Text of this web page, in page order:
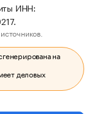
ИНН:
на
деловых